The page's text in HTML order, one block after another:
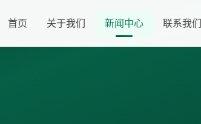
首页 关于我们 新闻中心 联系我们